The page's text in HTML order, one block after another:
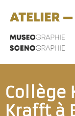
Collège
Krafft à